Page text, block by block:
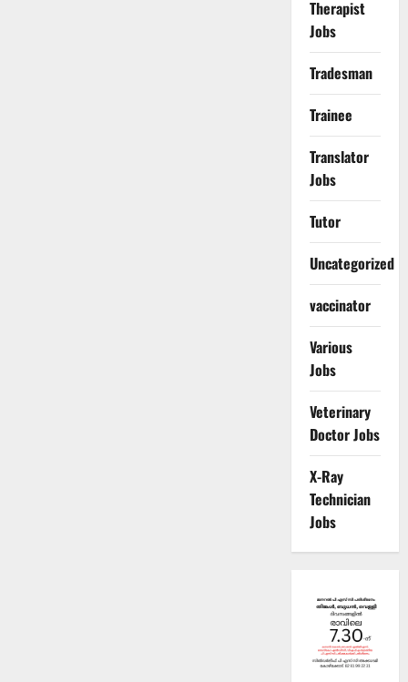
Therapist
Jobs
Tradesman
Trainee
Translator
Jobs
Tutor
Uncategorized
vaccinator
Various
Jobs
Veterinary
Doctor Jobs
X-Ray
Technician
Jobs